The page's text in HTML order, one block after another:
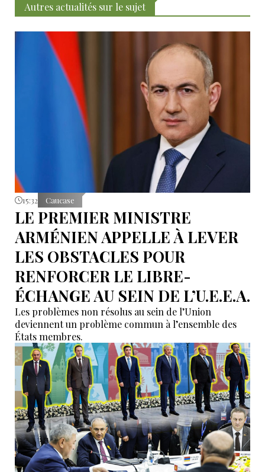
Autres actualités sur le sujet
15:32 Caucase
LE PREMIER MINISTRE
ARMÉNIEN APPELLE À LEVER
LES OBSTACLES POUR
RENFORCER LE LIBRE-
ÉCHANGE AU SEIN DE L’U.E.E.A.
Les problèmes non résolus au sein de l’Union
deviennent un problème commun à l’ensemble des
États membres.